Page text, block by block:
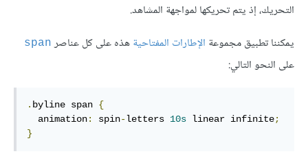
التحريك، إذ يتم تحريكها لمواجهة المشاهد.
يمكننا تطبيق مجموعة الإطارات المفتاحيةهذه على كل عناصر span
على النحو التالي:
. byline span {
  animation
: spin-letters 10s linear infinite;
}